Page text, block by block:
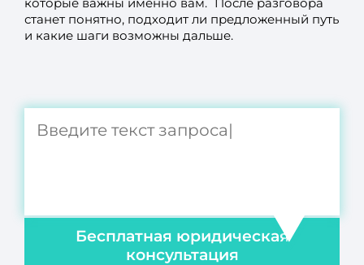
станет понятно, подходит ли предложенный путь
и какие шаги возможны дальше.
Бесплатная юридическая
консультация